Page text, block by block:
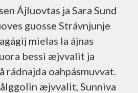
Ájluovtas ja Sara Sund
guosse Strávnjunje
mielas la ájnas
bessi æjvvalit ja
rádnajda oahpásmuvvat.
æjvvalit, Sunniva